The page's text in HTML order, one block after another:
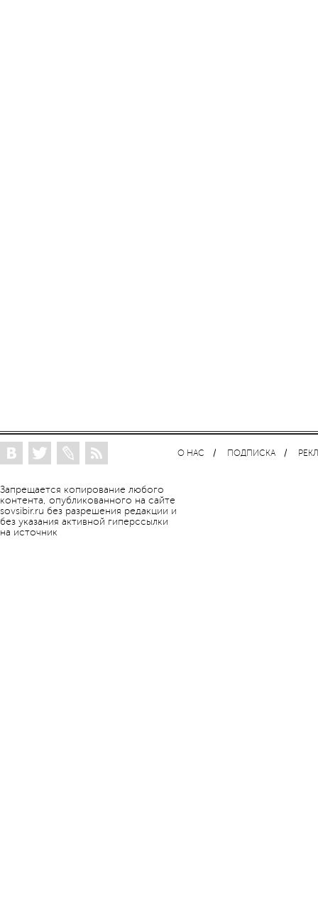
Запрещается копирование любого
контента, опубликованного на сайте
sovsibir.ru без разрешения редакции и
без указания активной гиперссылки
на источник
О НАС ПОДПИСКА